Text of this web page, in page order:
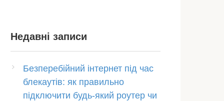
Недавні записи
Безперебійний інтернет під час
блекаутів: як правильно
підключити будь-який роутер чи